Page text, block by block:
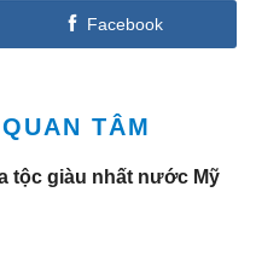
Facebook
TÂM
tộc giàu nhất nước Mỹ